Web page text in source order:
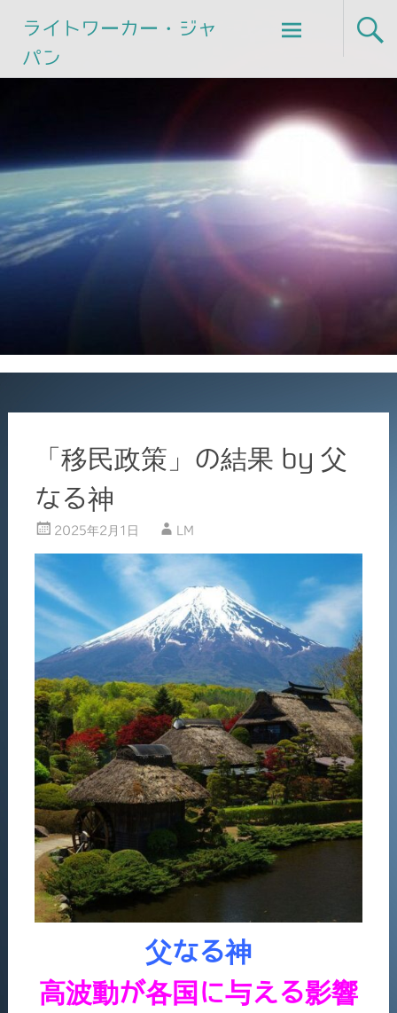
ライトワーカー・ジャ
パン
Skip
to
「移民政策」の結果 by 父
なる神
2025年2月1日 LM
父なる神
高波動が各国に与える影響